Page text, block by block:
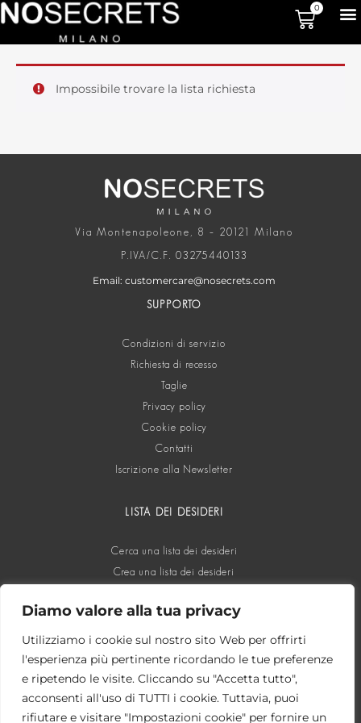
Diamo valore alla tua privacy
Utilizziamo i cookie sul nostro sito Web per offrirti
l'esperienza più pertinente ricordando le tue preferenze
e ripetendo le visite. Cliccando su "Accetta tutto",
acconsenti all'uso di TUTTI i cookie. Tuttavia, puoi
rifiutare e visitare "Impostazioni cookie" per fornire un
0
Impossibile trovare la lista richiesta
Via Montenapoleone, 8 – 20121 Milano
P.IVA/C.F. 03275440133
Email: customercare@nosecrets.com
SUPPORTO
Condizioni di servizio
Richiesta di recesso
Taglie
Privacy policy
Cookie policy
Contatti
Iscrizione alla Newsletter
LISTA DEI DESIDERI
Cerca una lista dei desideri
Crea una lista dei desideri
SOCIAL